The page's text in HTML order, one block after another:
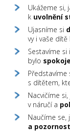
Ukážeme
k uvolnění
Ujasníme si
vy i vaše dítě
Sestavíme si
bylo
Představíme
s dítětem,
Nacvičíme
v náručí a
Naučíme se,
a pozornost